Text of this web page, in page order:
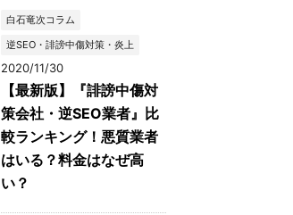
白石竜次コラム
逆SEO・誹謗中傷対策・炎上
2020/11/30
【最新版】『誹謗中傷対
策会社・逆SEO業者』比
較ランキング！悪質業者
はいる？料金はなぜ高
い？